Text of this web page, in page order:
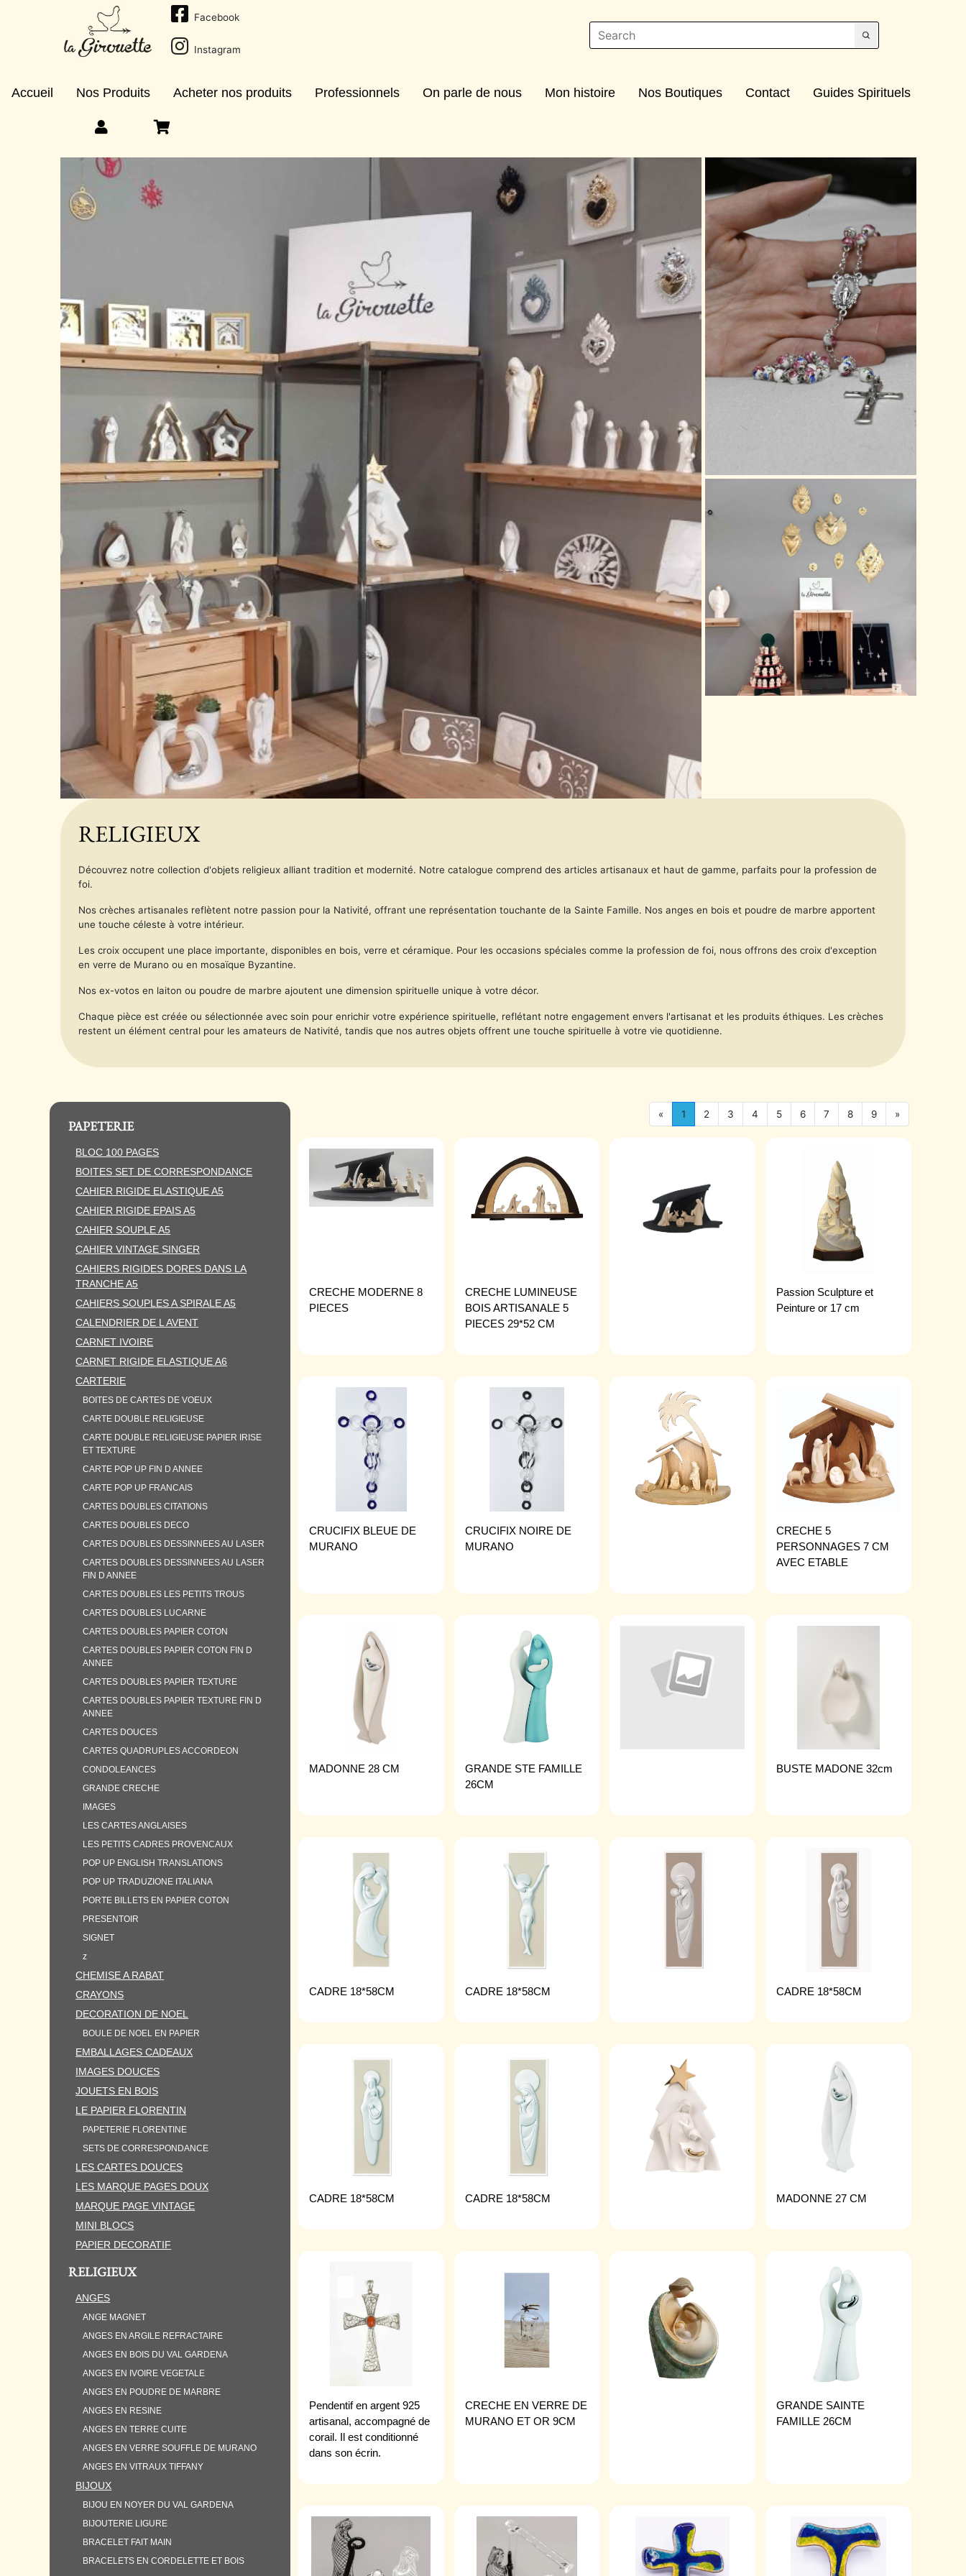
Facebook
Instagram
Accueil Nos Produits Acheter nos produits Professionnels On parle de nous Mon histoire Nos Boutiques Contact Guides Spirituels
RELIGIEUX
Découvrez notre collection d'objets religieux alliant tradition et modernité. Notre catalogue comprend des articles artisanaux et haut de gamme, parfaits pour la profession de
foi.
Nos crèches artisanales reflètent notre passion pour la Nativité, offrant une représentation touchante de la Sainte Famille. Nos anges en bois et poudre de marbre apportent
une touche céleste à votre intérieur.
Les croix occupent une place importante, disponibles en bois, verre et céramique. Pour les occasions spéciales comme la profession de foi, nous offrons des croix d'exception
en verre de Murano ou en mosaïque Byzantine.
Nos ex-votos en laiton ou poudre de marbre ajoutent une dimension spirituelle unique à votre décor.
Chaque pièce est créée ou sélectionnée avec soin pour enrichir votre expérience spirituelle, reflétant notre engagement envers l'artisanat et les produits éthiques. Les crèches
restent un élément central pour les amateurs de Nativité, tandis que nos autres objets offrent une touche spirituelle à votre vie quotidienne.
PAPETERIE
BLOC 100 PAGES
BOITES SET DE CORRESPONDANCE
CAHIER RIGIDE ELASTIQUE A5
CAHIER RIGIDE EPAIS A5
CAHIER SOUPLE A5
CAHIER VINTAGE SINGER
CAHIERS RIGIDES DORES DANS LA
TRANCHE A5
CAHIERS SOUPLES A SPIRALE A5
CALENDRIER DE L AVENT
CARNET IVOIRE
CARNET RIGIDE ELASTIQUE A6
CARTERIE
BOITES DE CARTES DE VOEUX
CARTE DOUBLE RELIGIEUSE
CARTE DOUBLE RELIGIEUSE PAPIER IRISE
ET TEXTURE
CARTE POP UP FIN D ANNEE
CARTE POP UP FRANCAIS
CARTES DOUBLES CITATIONS
CARTES DOUBLES DECO
CARTES DOUBLES DESSINNEES AU LASER
CARTES DOUBLES DESSINNEES AU LASER
FIN D ANNEE
CARTES DOUBLES LES PETITS TROUS
CARTES DOUBLES LUCARNE
CARTES DOUBLES PAPIER COTON
CARTES DOUBLES PAPIER COTON FIN D
ANNEE
CARTES DOUBLES PAPIER TEXTURE
CARTES DOUBLES PAPIER TEXTURE FIN D
ANNEE
CARTES DOUCES
CARTES QUADRUPLES ACCORDEON
CONDOLEANCES
GRANDE CRECHE
IMAGES
LES CARTES ANGLAISES
LES PETITS CADRES PROVENCAUX
POP UP ENGLISH TRANSLATIONS
POP UP TRADUZIONE ITALIANA
PORTE BILLETS EN PAPIER COTON
PRESENTOIR
SIGNET
z
CHEMISE A RABAT
CRAYONS
DECORATION DE NOEL
BOULE DE NOEL EN PAPIER
EMBALLAGES CADEAUX
IMAGES DOUCES
JOUETS EN BOIS
LE PAPIER FLORENTIN
PAPETERIE FLORENTINE
SETS DE CORRESPONDANCE
LES CARTES DOUCES
LES MARQUE PAGES DOUX
MARQUE PAGE VINTAGE
MINI BLOCS
PAPIER DECORATIF
RELIGIEUX
ANGES
ANGE MAGNET
ANGES EN ARGILE REFRACTAIRE
ANGES EN BOIS DU VAL GARDENA
ANGES EN IVOIRE VEGETALE
ANGES EN POUDRE DE MARBRE
ANGES EN RESINE
ANGES EN TERRE CUITE
ANGES EN VERRE SOUFFLE DE MURANO
ANGES EN VITRAUX TIFFANY
BIJOUX
BIJOU EN NOYER DU VAL GARDENA
BIJOUTERIE LIGURE
BRACELET FAIT MAIN
BRACELETS EN CORDELETTE ET BOIS
« 1 2 3 4 5 6 7 8 9 »
CRECHE MODERNE 8
PIECES
CRECHE LUMINEUSE
BOIS ARTISANALE 5
PIECES 29*52 CM
Passion Sculpture et
Peinture or 17 cm
CRUCIFIX BLEUE DE
MURANO
CRUCIFIX NOIRE DE
MURANO
CRECHE 5
PERSONNAGES 7 CM
AVEC ETABLE
MADONNE 28 CM
GRANDE STE FAMILLE
26CM
BUSTE MADONE 32cm
CADRE 18*58CM CADRE 18*58CM CADRE 18*58CM
CADRE 18*58CM CADRE 18*58CM MADONNE 27 CM
Pendentif en argent 925
artisanal, accompagné de
corail. Il est conditionné
dans son écrin.
CRECHE EN VERRE DE
MURANO ET OR 9CM
GRANDE SAINTE
FAMILLE 26CM